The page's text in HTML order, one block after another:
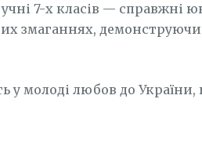
7-х класів — справжні
змаганнях, демонструючи
у молоді любов до України,